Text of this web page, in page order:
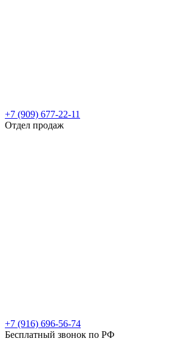
+7 (909) 677-22-11
Отдел продаж
+7 (916) 696-56-74
Бесплатный звонок по РФ